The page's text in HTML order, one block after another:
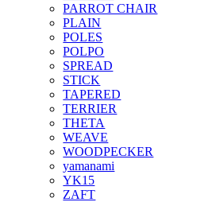
PARROT CHAIR
PLAIN
POLES
POLPO
SPREAD
STICK
TAPERED
TERRIER
THETA
WEAVE
WOODPECKER
yamanami
YK15
ZAFT